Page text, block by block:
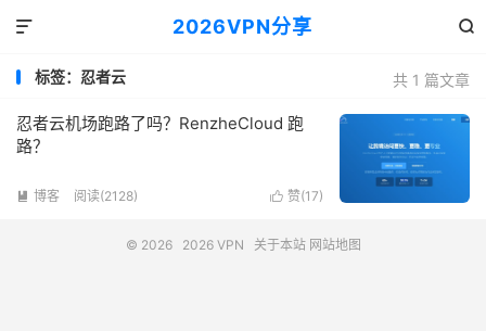
2026VPN分享 

共 1 篇文章
标签：忍者云
忍者云机场跑路了吗？RenzheCloud 跑
路？
 赞(17)
 博客 阅读(2128)
© 2026 2026 VPN 关于本站 网站地图